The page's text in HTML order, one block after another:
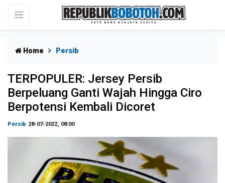
Home Persib
TERPOPULER: Jersey Persib
Berpeluang Ganti Wajah Hingga Ciro
Berpotensi Kembali Dicoret
Persib 28-07-2022, 08:00